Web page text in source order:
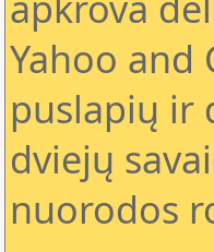
Yahoo and
puslapių ir
dviejų
nuorodos